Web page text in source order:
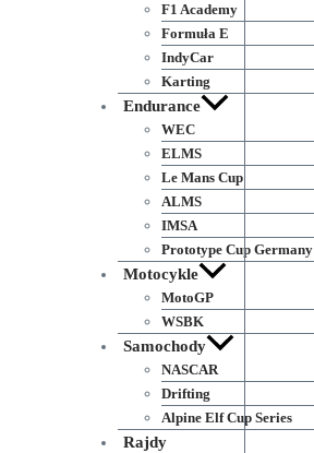
F1 Academy
Formuła E
IndyCar
Karting
Endurance
WEC
ELMS
Le Mans Cup
ALMS
IMSA
Prototype Cup Germany
Motocykle
MotoGP
WSBK
Samochody
NASCAR
Drifting
Alpine Elf Cup Series
Rajdy